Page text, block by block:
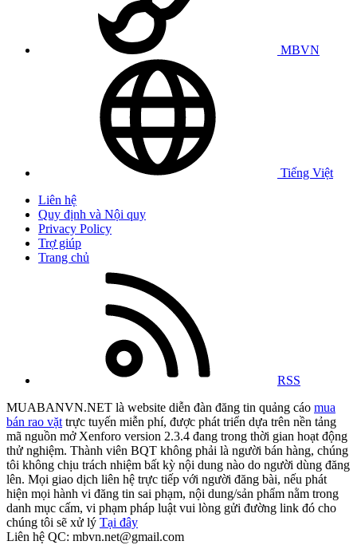
MBVN
Tiếng Việt
Liên hệ
Quy định và Nội quy
Privacy Policy
Trợ giúp
Trang chủ
RSS
MUABANVN.NET là website diễn đàn đăng tin quảng cáo mua
bán rao vặt trực tuyến miễn phí, được phát triển dựa trên nền tảng
mã nguồn mở Xenforo version 2.3.4 đang trong thời gian hoạt động
thử nghiệm. Thành viên BQT không phải là người bán hàng, chúng
tôi không chịu trách nhiệm bất kỳ nội dung nào do người dùng đăng
lên. Mọi giao dịch liên hệ trực tiếp với người đăng bài, nếu phát
hiện mọi hành vi đăng tin sai phạm, nội dung/sản phẩm nằm trong
danh mục cấm, vi phạm pháp luật vui lòng gửi đường link đó cho
chúng tôi sẽ xử lý Tại đây
Liên hệ QC: mbvn.net@gmail.com